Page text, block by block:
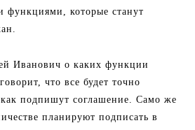
функциями, которые станут
Иванович о каких функции
что все будет точно
как подпишут соглашение. Само же
планируют подписать в